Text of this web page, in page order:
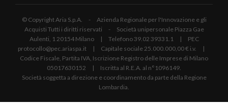
© Copyright Aria S.p.A. - Azienda Regionale per l'Innovazione e gli
Acquisti Tutti i diritti riservati - Società unipersonale Piazza Gae
Aulenti, 1 20154 Milano | Telefono 39.02 39331.1 | PEC
protocollo@pec.ariaspa.it | Capitale sociale 25.000.000,00 € i.v. |
Codice Fiscale, Partita IVA, Iscrizione Registro delle Imprese di Milano
05017630152 | Iscritta al R.E.A. al n°1096149.
Società soggetta a direzione e coordinamento da parte della Regione
Lombardia.